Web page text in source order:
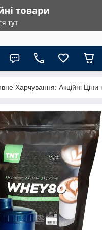
Харчування: Акційні Ціни